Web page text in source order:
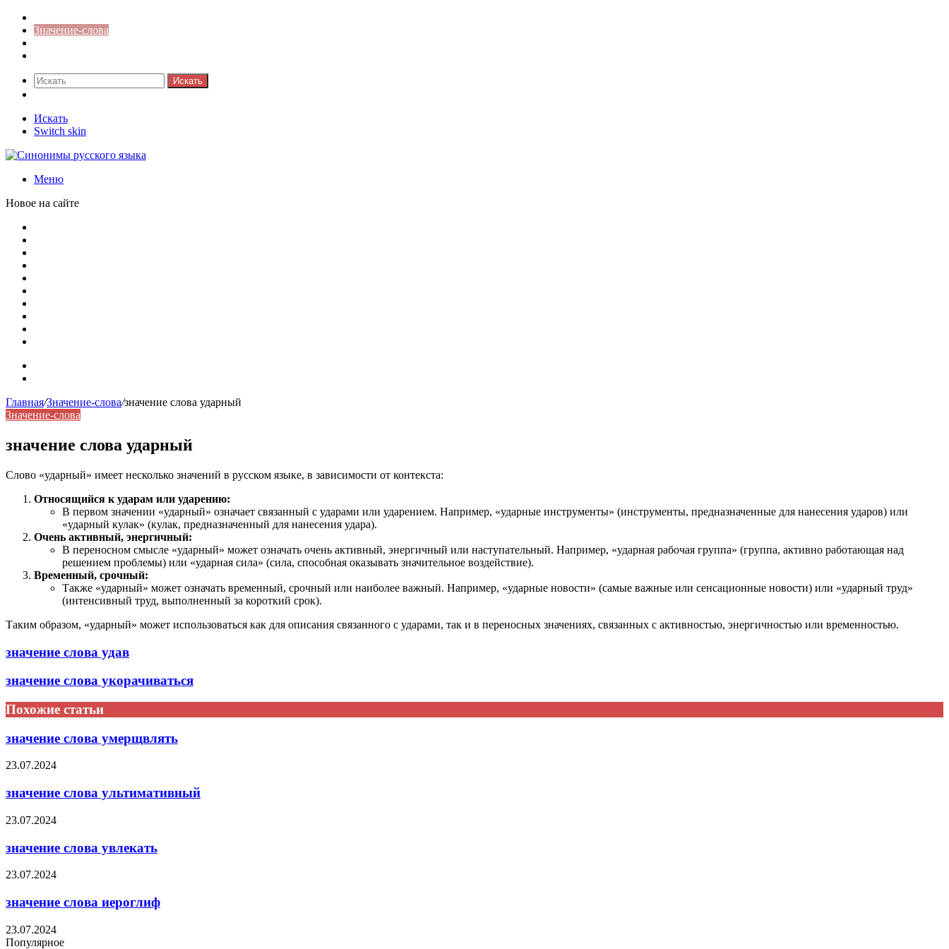
Значение-слова
Искать
Искать
Switch skin
Меню
Новое на сайте
Главная/Значение-слова/значение слова ударный
Значение-слова
значение слова ударный
Слово «ударный» имеет несколько значений в русском языке, в зависимости от контекста:
Относящийся к ударам или ударению:
В первом значении «ударный» означает связанный с ударами или ударением. Например, «ударные инструменты» (инструменты, предназначенные для нанесения ударов) или
«ударный кулак» (кулак, предназначенный для нанесения удара).
Очень активный, энергичный:
В переносном смысле «ударный» может означать очень активный, энергичный или наступательный. Например, «ударная рабочая группа» (группа, активно работающая над
решением проблемы) или «ударная сила» (сила, способная оказывать значительное воздействие).
Временный, срочный:
Также «ударный» может означать временный, срочный или наиболее важный. Например, «ударные новости» (самые важные или сенсационные новости) или «ударный труд»
(интенсивный труд, выполненный за короткий срок).
Таким образом, «ударный» может использоваться как для описания связанного с ударами, так и в переносных значениях, связанных с активностью, энергичностью или временностью.
значение слова удав
значение слова укорачиваться
Похожие статьи
значение слова умерщвлять
23.07.2024
значение слова ультимативный
23.07.2024
значение слова увлекать
23.07.2024
значение слова иероглиф
23.07.2024
Популярное